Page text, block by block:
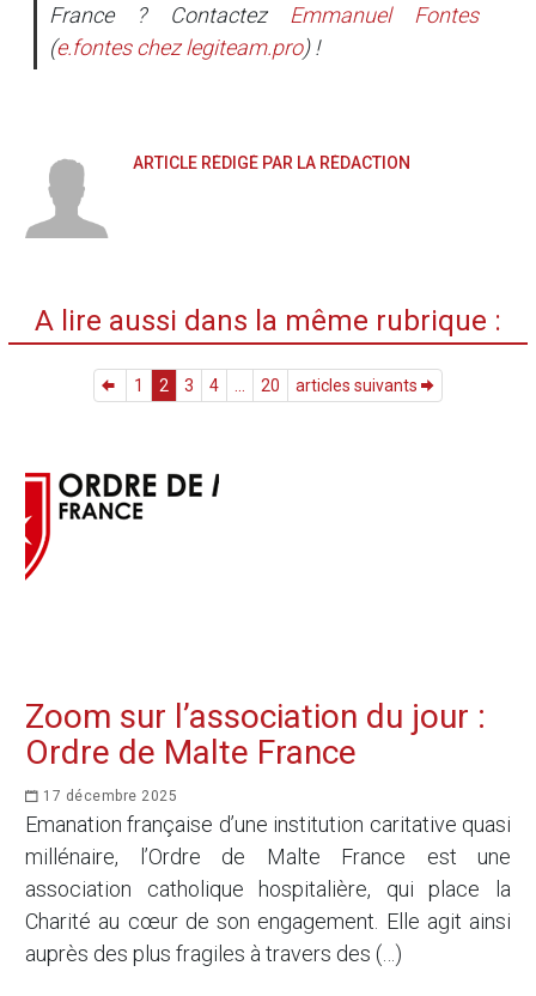
France ? Contactez
Emmanuel Fontes
(e.fonteschezlegiteam.pro) !
ARTICLE RÉDIGÉ PAR LA RÉDACTION
A lire aussi dans la même rubrique :
1 2 3 4 20 articles suivants
Zoom sur l’association du jour :
Ordre de Malte France
17 décembre 2025
Emanation française d’une institution caritative quasi
millénaire, l’Ordre de Malte France est une
association catholique hospitalière, qui place la
Charité au cœur de son engagement. Elle agit ainsi
auprès des plus fragiles à travers des (…)